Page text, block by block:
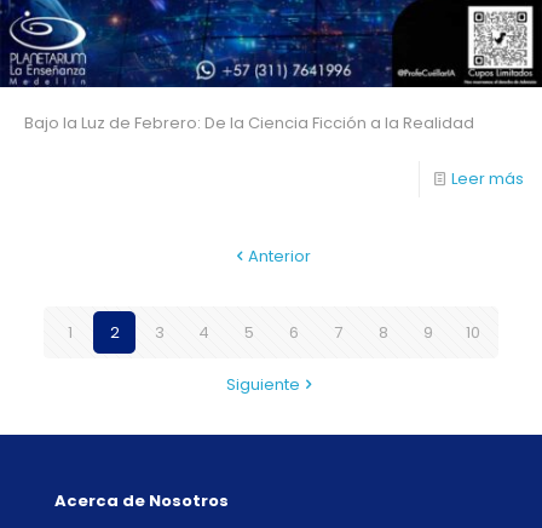
Bajo la Luz de Febrero: De la Ciencia Ficción a la Realidad
Leer más
Anterior
1 2 3 4 5 6 7 8 9 10
Siguiente
Acerca de Nosotros